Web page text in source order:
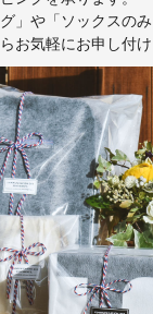
グ」や「ソックスの
お気軽にお申し付け